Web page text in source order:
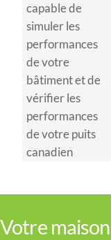
capable de
simuler les
performances
de votre
bâtiment et de
vérifier les
performances
de votre puits
canadien
Votre